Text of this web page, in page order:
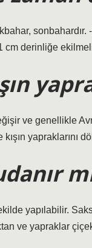
cm derinliğe
ve genellikle
yapraklarını
yapılabilir.
ve yapraklar